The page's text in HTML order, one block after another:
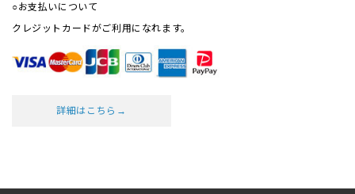
○お支払いについて
クレジットカードがご利用になれます。
詳細はこちら→